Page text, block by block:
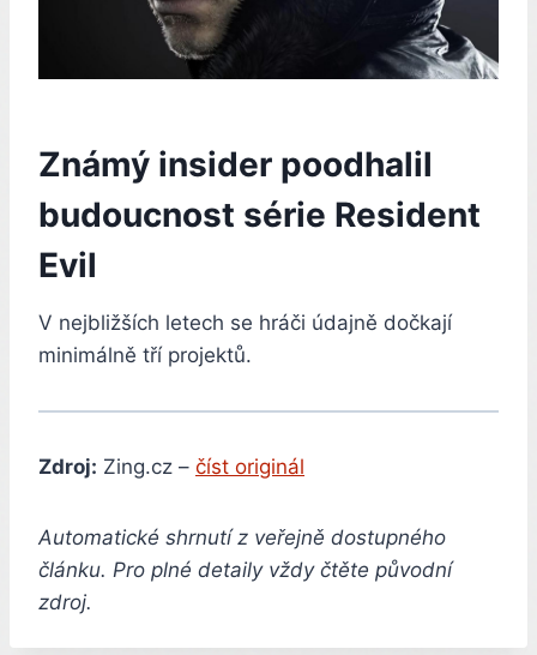
Známý insider poodhalil
budoucnost série Resident
Evil
V nejbližších letech se hráči údajně dočkají
minimálně tří projektů.
Zdroj: Zing.cz – číst originál
Automatické shrnutí z veřejně dostupného
článku. Pro plné detaily vždy čtěte původní
zdroj.